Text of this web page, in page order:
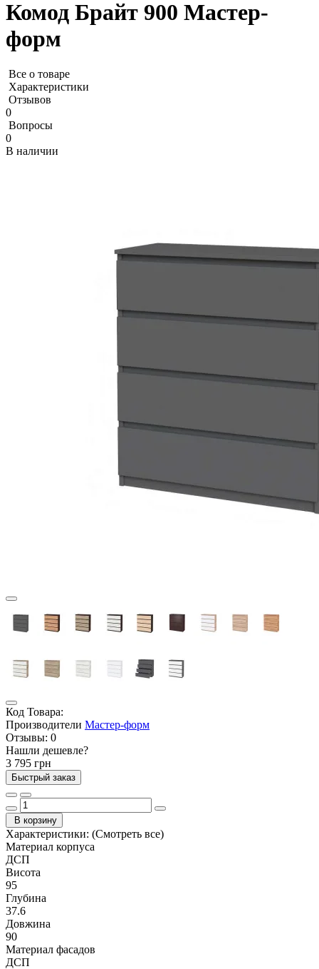
Комод Брайт 900 Мастер-
форм
Все о товаре
Характеристики
Отзывов
0
Вопросы
0
В наличии
Код Товара:
Производители Мастер-форм
Отзывы: 0
Нашли дешевле?
3 795 грн
Быстрый заказ
В корзину
Характеристики: (Смотреть все)
Материал корпуса
ДСП
Висота
95
Глубина
37.6
Довжина
90
Материал фасадов
ДСП